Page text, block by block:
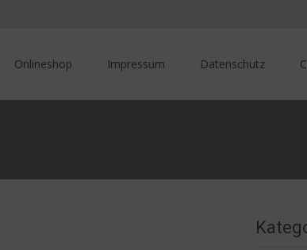
Onlineshop Impressum Datenschutz